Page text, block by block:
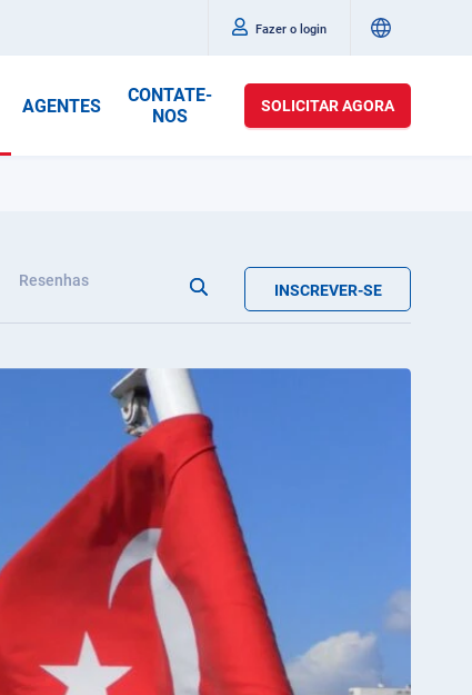
Fazer o login
AGENTES
CONTATE-
NOS
SOLICITAR AGORA
Resenhas
INSCREVER-SE